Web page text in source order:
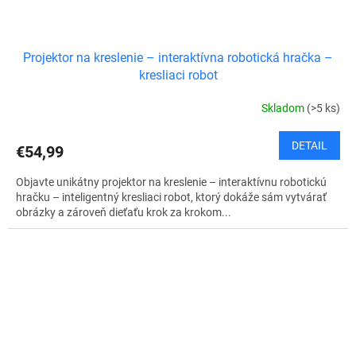
Projektor na kreslenie – interaktívna robotická hračka –
kresliaci robot
Skladom (>5 ks)
€54,99 DETAIL
Objavte unikátny projektor na kreslenie – interaktívnu robotickú
hračku – inteligentný kresliaci robot, ktorý dokáže sám vytvárať
obrázky a zároveň dieťaťu krok za krokom...